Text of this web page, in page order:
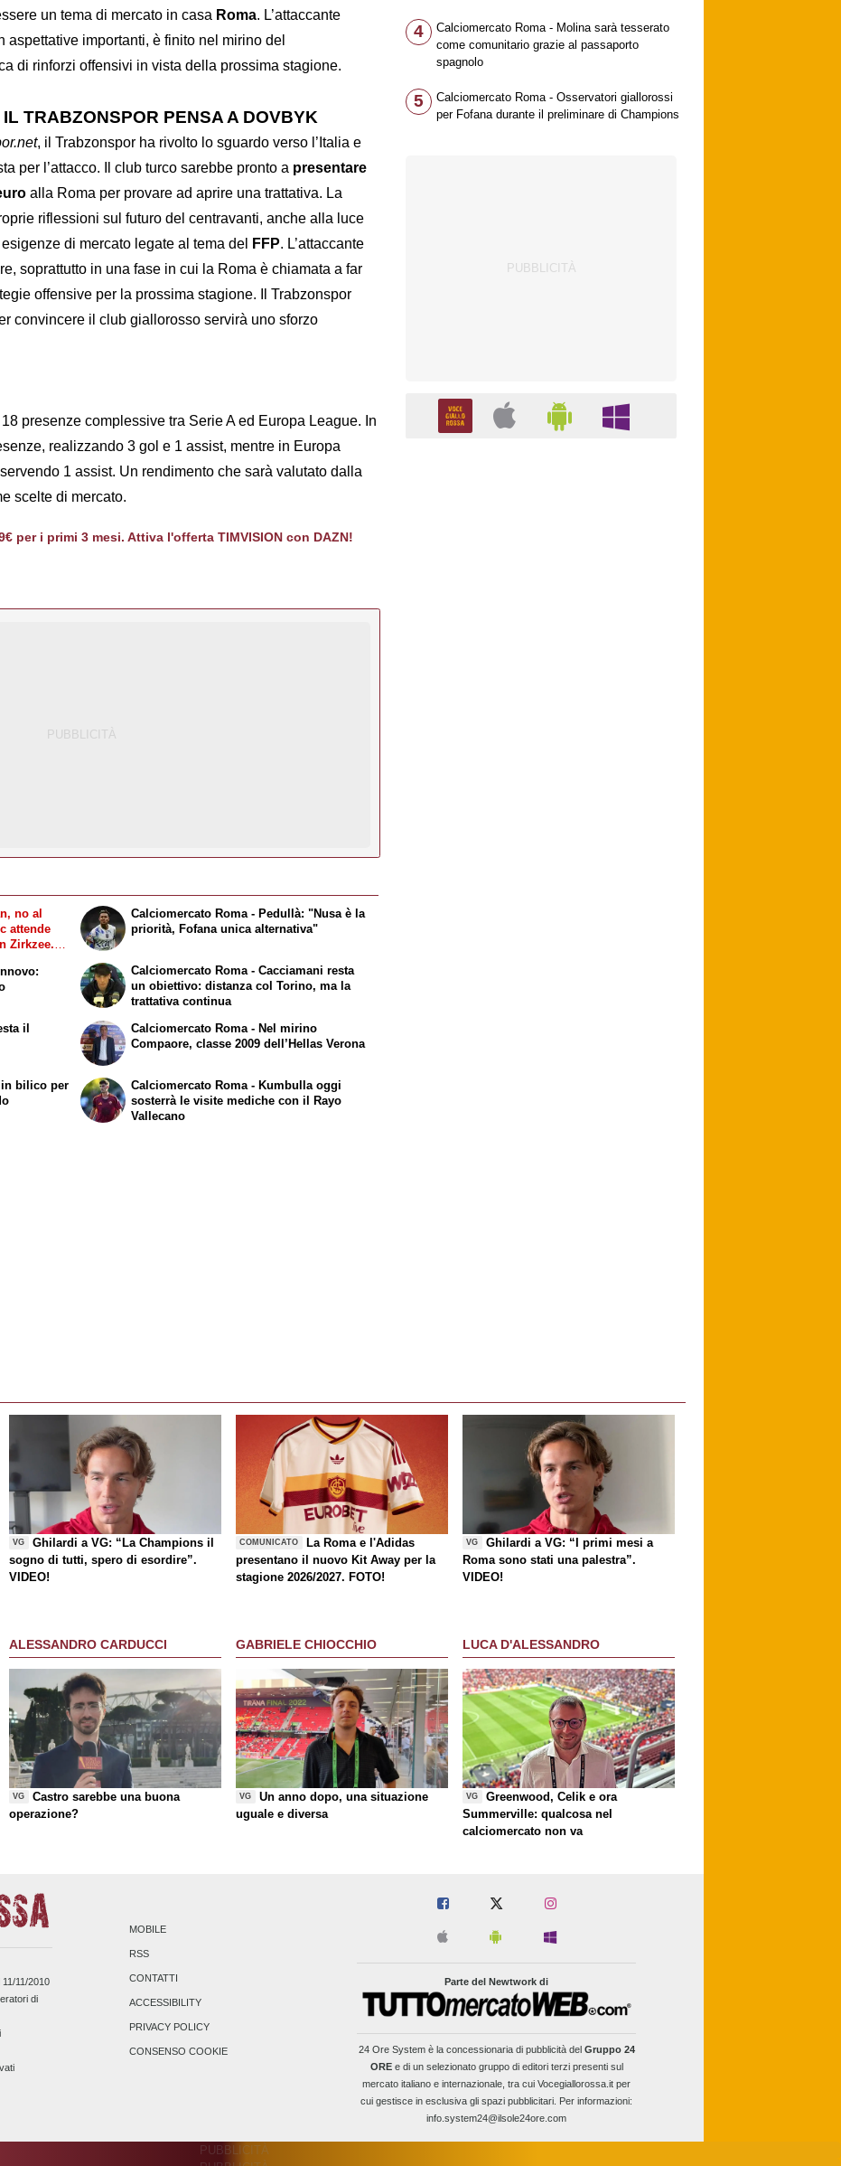
un tema di mercato in casa Roma. L’attaccante
importanti, è finito nel mirino del
di rinforzi offensivi in vista della prossima stagione.
TRABZONSPOR PENSA A DOVBYK
, il Trabzonspor ha rivolto lo sguardo verso l’Italia e
per l’attacco. Il club turco sarebbe pronto a presentare
alla Roma per provare ad aprire una trattativa. La
riflessioni sul futuro del centravanti, anche alla luce
di mercato legate al tema del
FFP. L’attaccante
soprattutto in una fase in cui la Roma è chiamata a far
offensive per la prossima stagione. Il Trabzonspor
convincere il club giallorosso servirà uno sforzo
presenze complessive tra Serie A ed Europa League. In
realizzando 3 gol e 1 assist, mentre in Europa
1 assist. Un rendimento che sarà valutato dalla
scelte di mercato.
per i primi 3 mesi. Attiva l'offerta TIMVISION con DAZN!
no al
attende
Zirkzee.
Calciomercato Roma - Pedullà: "Nusa è la
priorità, Fofana unica alternativa"
Calciomercato Roma - Cacciamani resta
un obiettivo: distanza col Torino, ma la
trattativa continua
il
in bilico per
Calciomercato Roma - Nel mirino
Compaore, classe 2009 dell’Hellas Verona
Calciomercato Roma - Kumbulla oggi
sosterrà le visite mediche con il Rayo
Vallecano
4
Calciomercato Roma - Molina sarà tesserato
come comunitario grazie al passaporto
spagnolo
5
Calciomercato Roma - Osservatori giallorossi
per Fofana durante il preliminare di Champions
VG
Ghilardi a VG: “La Champions il
sogno di tutti, spero di esordire”.
VIDEO!
COMUNICATO
La Roma e l'Adidas
presentano il nuovo Kit Away per la
stagione 2026/2027. FOTO!
VG
Ghilardi a VG: “I primi mesi a
Roma sono stati una palestra”.
VIDEO!
ALESSANDRO CARDUCCI
VG
Castro sarebbe una buona
operazione?
GABRIELE CHIOCCHIO
VG
Un anno dopo, una situazione
uguale e diversa
LUCA D'ALESSANDRO
VG
Greenwood, Celik e ora
Summerville: qualcosa nel
calciomercato non va
11/2010
di
MOBILE
RSS
CONTATTI
ACCESSIBILITY
PRIVACY POLICY
CONSENSO COOKIE
Parte del Newtwork di
24 Ore Systemè la concessionaria di pubblicità del Gruppo 24
OREe di un selezionato gruppo di editori terzi presenti sul
mercato italiano e internazionale, tra cui Vocegiallorossa.it per
cui gestisce in esclusiva gli spazi pubblicitari. Per informazioni:
info.system24@ilsole24ore.com